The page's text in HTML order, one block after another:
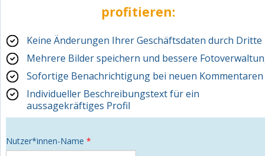
profitieren:
Keine Änderungen Ihrer Geschäftsdaten durch Dritte
Mehrere Bilder speichern und bessere
Sofortige Benachrichtigung bei neuen Kommentaren
Individueller Beschreibungstext für ein
aussagekräftiges Profil
Nutzer*innen-Name *